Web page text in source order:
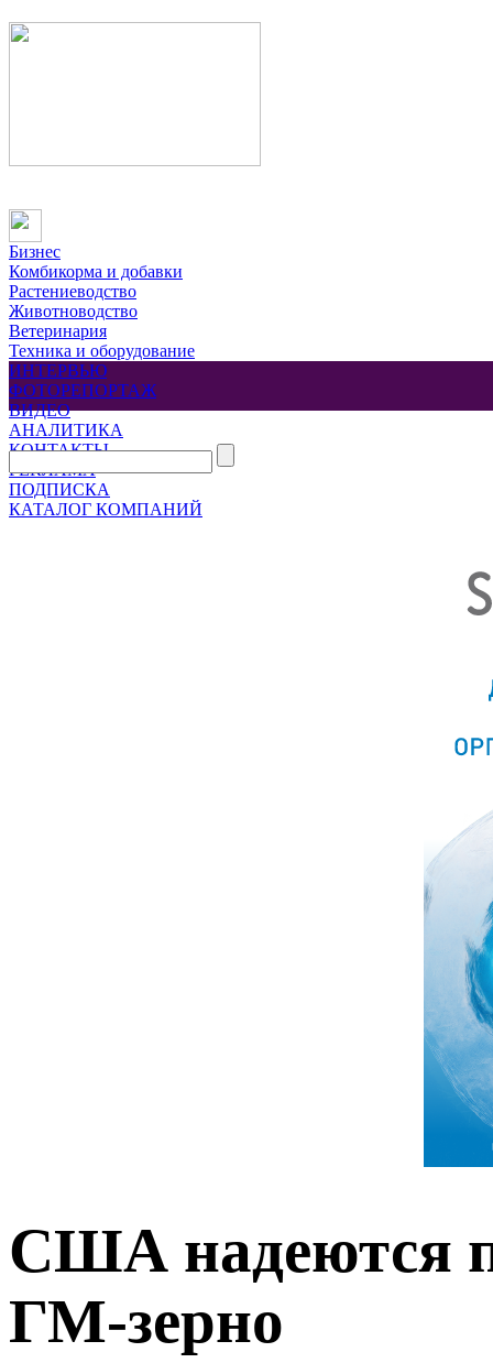
Бизнес
Комбикорма и добавки
Растениеводство
Животноводство
Ветеринария
Техника и оборудование
ИНТЕРВЬЮ
ФОТОРЕПОРТАЖ
ВИДЕО
АНАЛИТИКА
КОНТАКТЫ
РЕКЛАМА
ПОДПИСКА
КАТАЛОГ КОМПАНИЙ
США надеются
ГМ-зерно